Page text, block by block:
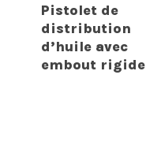
Pistolet de
distribution
d’huile avec
embout rigide